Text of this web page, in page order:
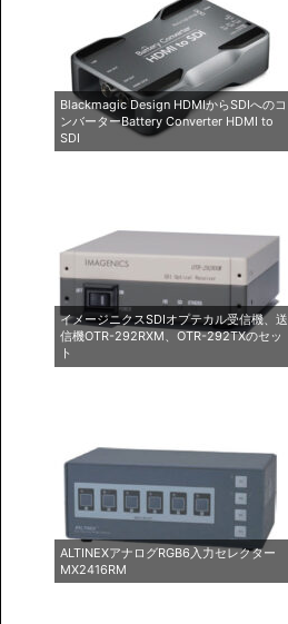
Blackmagic Design HDMIからSDIへのコ
ンバーターBattery Converter HDMI to
SDI
イメージニクスSDIオプテカル受信機、送
信機OTR-292RXM、OTR-292TXのセッ
ト
ALTINEXアナログRGB6入力セレクター
MX2416RM